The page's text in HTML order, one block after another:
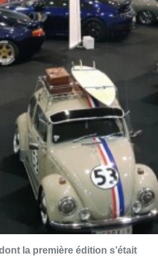
la première édition s’était